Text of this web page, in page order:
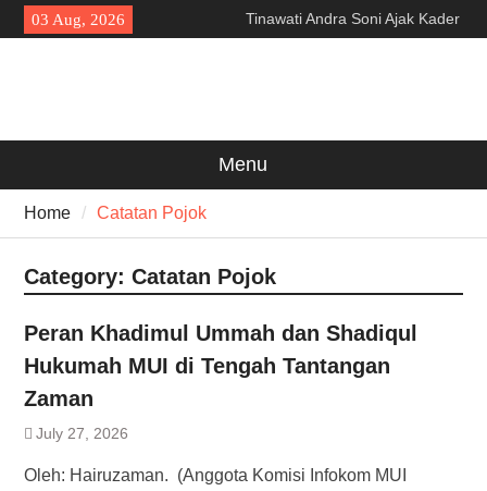
Skip
to
03 Aug, 2026
Tinawati Andra Soni Ajak Kader
Posyandu Perkuat Sosialisasi
Menu
Home Catatan Pojok
Category: Catatan Pojok
Peran Khadimul Ummah dan Shadiqul
Hukumah MUI di Tengah Tantangan
Zaman
July 27, 2026
Oleh: Hairuzaman. (Anggota Komisi Infokom MUI